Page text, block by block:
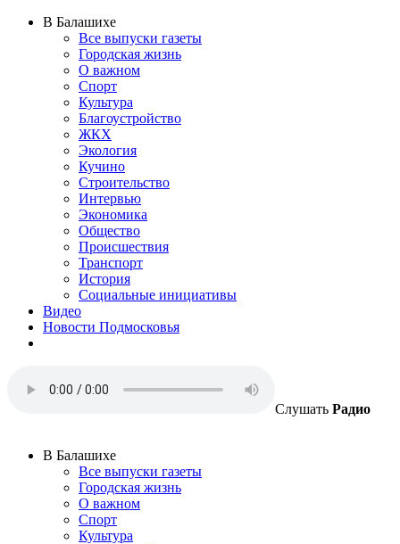
В Балашихе
Все выпуски газеты
Городская жизнь
О важном
Спорт
Культура
Благоустройство
ЖКХ
Экология
Кучино
Строительство
Интервью
Экономика
Общество
Происшествия
Транспорт
История
Социальные инициативы
Видео
Новости Подмосковья
Слушать Радио
В Балашихе
Все выпуски газеты
Городская жизнь
О важном
Спорт
Культура